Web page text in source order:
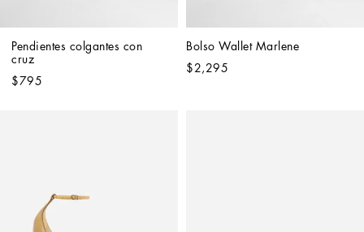
Pendientes colgantes con
cruz
$795
Bolso Wallet Marlene
$2,295